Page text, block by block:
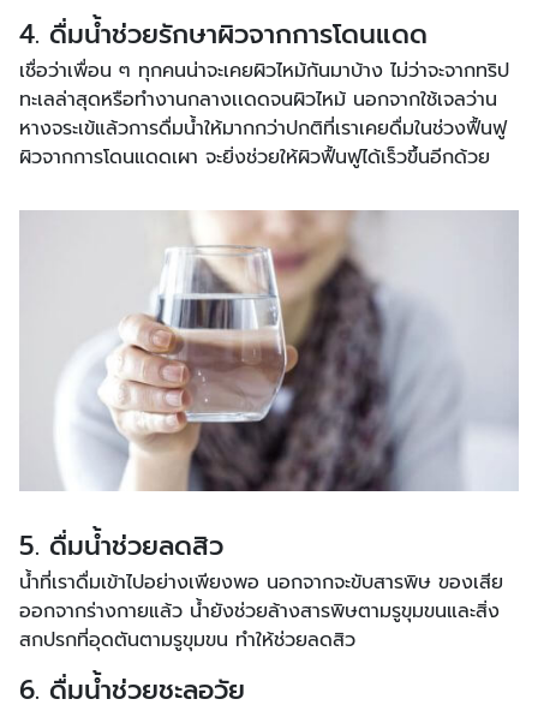
4. ดื่มน้ำช่วยรักษาผิวจากการโดนแดด
เชื่อว่าเพื่อน ๆ ทุกคนน่าจะเคยผิวไหม้กันมาบ้าง ไม่ว่าจะจากทริป
ทะเลล่าสุดหรือทำงานกลางเเดดจนผิวไหม้ นอกจากใช้เจลว่าน
หางจระเข้แล้วการดื่มน้ำให้มากกว่าปกติที่เราเคยดื่มในช่วงฟื้นฟู
ผิวจากการโดนแดดเผา จะยิ่งช่วยให้ผิวฟื้นฟูได้เร็วขึ้นอีกด้วย
5. ดื่มน้ำช่วยลดสิว
น้ำที่เราดื่มเข้าไปอย่างเพียงพอ นอกจากจะขับสารพิษ ของเสีย
ออกจากร่างกายแล้ว น้ำยังช่วยล้างสารพิษตามรูขุมขนและสิ่ง
สกปรกที่อุดตันตามรูขุมขน ทำให้ช่วยลดสิว
6. ดื่มน้ำช่วยชะลอวัย